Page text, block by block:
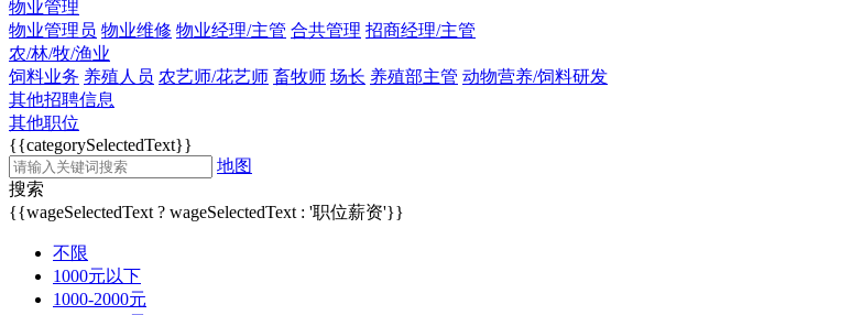
物业管理
物业管理员 物业维修 物业经理/主管 合共管理 招商经理/主管
农/林/牧/渔业
饲料业务 养殖人员 农艺师/花艺师 畜牧师 场长 养殖部主管 动物营养/饲料研发
其他招聘信息
其他职位
{{categorySelectedText}}
地图
搜索
{{wageSelectedText ? wageSelectedText : '职位薪资'}}
不限
1000元以下
1000-2000元